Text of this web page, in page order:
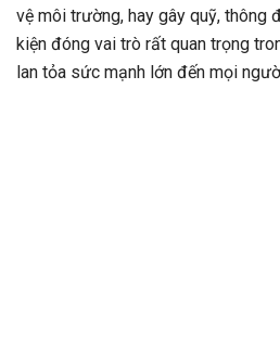
vệ môi trường, hay gây quỹ, thông
kiện đóng vai trò rất quan trọng
lan tỏa sức mạnh lớn đến mọi